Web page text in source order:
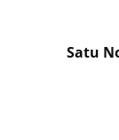
Satu